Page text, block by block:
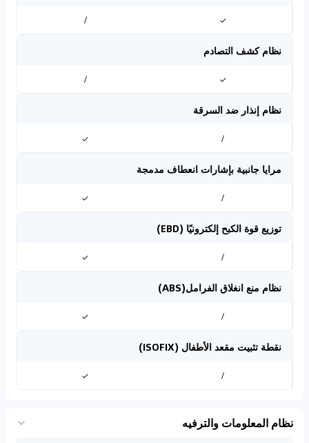
✓
/
نظام كشف التصادم
✓
/
نظام إنذار ضد السرقة
/
✓
مرايا جانبية بإشارات انعطاف مدمجة
/
✓
توزيع قوة الكبح إلكترونيًا (EBD)
/
✓
نظام منع انغلاق الفرامل(ABS)
/
✓
نقطة تثبيت مقعد الأطفال (ISOFIX)
/
✓
نظام المعلومات والترفيه